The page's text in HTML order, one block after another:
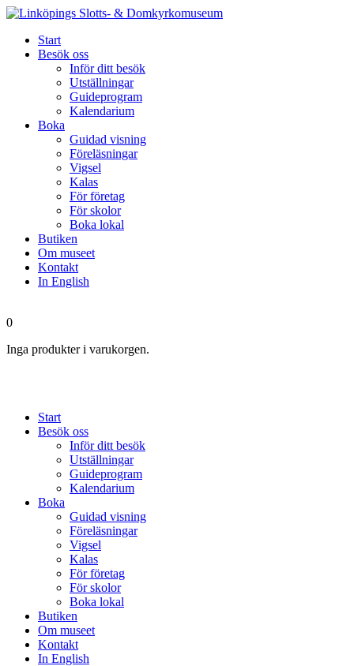
Start
Besök oss
Inför ditt besök
Utställningar
Guideprogram
Kalendarium
Boka
Guidad visning
Föreläsningar
Vigsel
Kalas
För företag
För skolor
Boka lokal
Butiken
Om museet
Kontakt
In English
0
Inga produkter i varukorgen.
Start
Besök oss
Inför ditt besök
Utställningar
Guideprogram
Kalendarium
Boka
Guidad visning
Föreläsningar
Vigsel
Kalas
För företag
För skolor
Boka lokal
Butiken
Om museet
Kontakt
In English